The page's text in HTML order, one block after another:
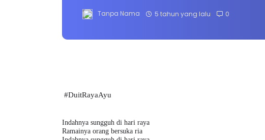
Tanpa Nama 5 tahun yang lalu 0
#DuitRayaAyu
Indahnya sungguh di hari raya
Ramainya orang bersuka ria